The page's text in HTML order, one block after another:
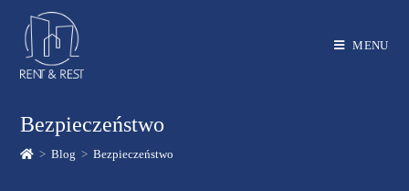
MENU
Bezpieczeństwo
> Blog > Bezpieczeństwo